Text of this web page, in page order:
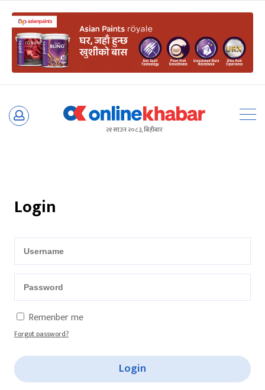
Skip
२१ साउन २०८३, बिहीबार
Login
Remenber me
Forgot password?
Login